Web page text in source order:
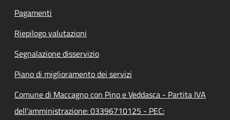
Pagamenti
Riepilogo valutazioni
Segnalazione disservizio
Piano di miglioramento dei servizi
Comune di Maccagno con Pino e Veddasca - Partita IVA
dell'amministrazione: 03396710125 - PEC: